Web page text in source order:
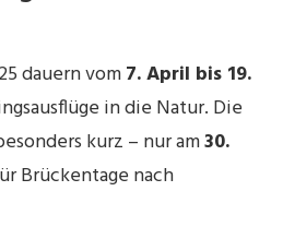
dauern vom7. April bis 19.
in die Natur. Die
kurz – nur am30.
Brückentage nach